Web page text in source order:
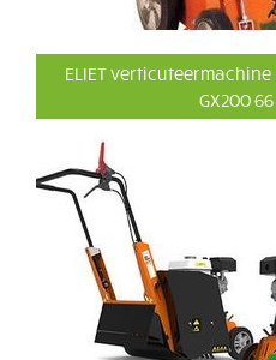
ELIET verticuteermachine
GX200